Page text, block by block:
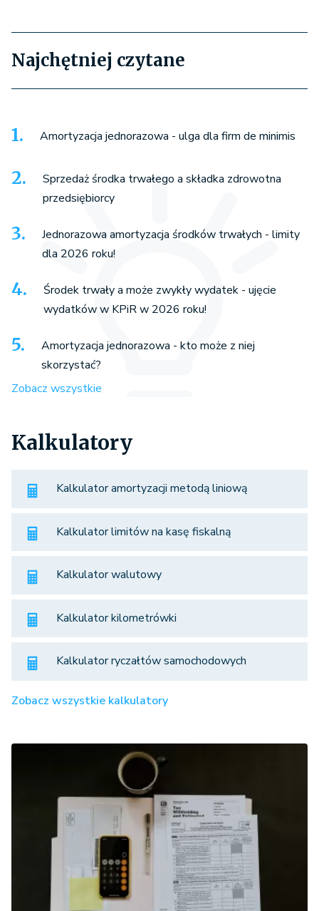
Najchętniej czytane
Amortyzacja jednorazowa - ulga dla firm de minimis
Sprzedaż środka trwałego a składka zdrowotna
przedsiębiorcy
Jednorazowa amortyzacja środków trwałych - limity
dla 2026 roku!
Środek trwały a może zwykły wydatek - ujęcie
wydatków w KPiR w 2026 roku!
Amortyzacja jednorazowa - kto może z niej
skorzystać?
Zobacz wszystkie
Kalkulatory
Kalkulator amortyzacji metodą liniową
Kalkulator limitów na kasę fiskalną
Kalkulator walutowy
Kalkulator kilometrówki
Kalkulator ryczałtów samochodowych
Zobacz wszystkie kalkulatory